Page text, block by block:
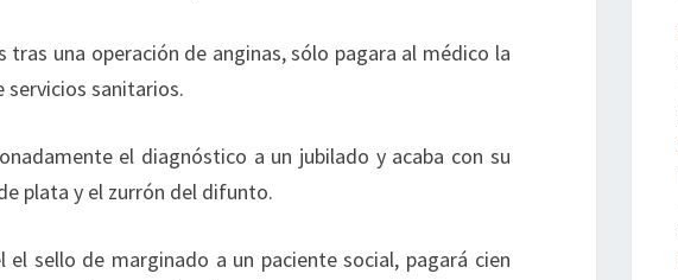
tras una operación de anginas, sólo pagara al médico la
sanitarios.
el diagnóstico a un jubilado y acaba con su
plata y el zurrón del difunto.
el sello de marginado a un paciente social, pagará cien